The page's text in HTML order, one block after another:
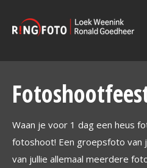
Waan je voor 1 dag een heus
fotoshoot! Een groepsfoto van
van jullie allemaal meerdere